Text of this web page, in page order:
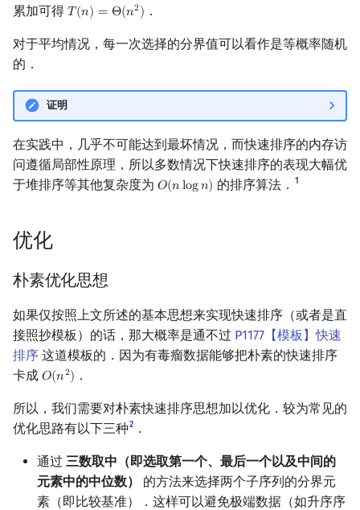
累加可得 𝑇 (𝑛) = Θ(𝑛2)
T(n)= Θ( n2) ．
对于平均情况，每一次选择的分界值可以看作是等概率随机
的．
证明
在实践中，几乎不可能达到最坏情况，而快速排序的内存访
问遵循局部性原理，所以多数情况下快速排序的表现大幅优
于堆排序等其他复杂度为 𝑂(𝑛log𝑛)
O(nlogn) 的排序算法． 1
优化
朴素优化思想
如果仅按照上文所述的基本思想来实现快速排序（或者是直
接照抄模板）的话，那大概率是通不过 P1177【模板】快速
排序 这道模板的．因为有毒瘤数据能够把朴素的快速排序
卡成 𝑂(𝑛2)
O(n2) ．
所以，我们需要对朴素快速排序思想加以优化．较为常见的
优化思路有以下三种2 ．
通过 三数取中（即选取第一个、最后一个以及中间的
元素中的中位数）
的方法来选择两个子序列的分界元
素（即比较基准）．这样可以避免极端数据（如升序序